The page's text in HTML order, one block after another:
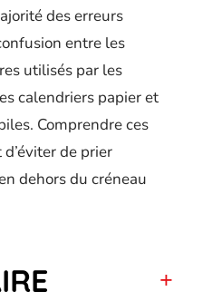
des erreurs
entre les
utilisés par les
calendriers papier et
Comprendre ces
de prier
dehors du créneau